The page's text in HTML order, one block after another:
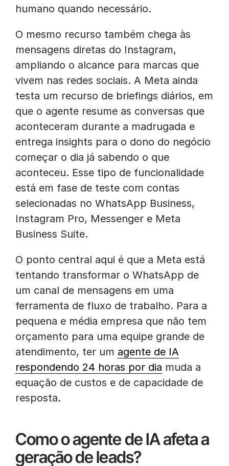
humano quando necessário.
O mesmo recurso também chega às
mensagens diretas do Instagram,
ampliando o alcance para marcas que
vivem nas redes sociais. A Meta ainda
testa um recurso de briefings diários, em
que o agente resume as conversas que
aconteceram durante a madrugada e
entrega insights para o dono do negócio
começar o dia já sabendo o que
aconteceu. Esse tipo de funcionalidade
está em fase de teste com contas
selecionadas no WhatsApp Business,
Instagram Pro, Messenger e Meta
Business Suite.
O ponto central aqui é que a Meta está
tentando transformar o WhatsApp de
um canal de mensagens em uma
ferramenta de fluxo de trabalho. Para a
pequena e média empresa que não tem
orçamento para uma equipe grande de
atendimento, ter um agente de IA
respondendo 24 horas por dia muda a
equação de custos e de capacidade de
resposta.
Como o agente de IA afeta a
geração de leads?